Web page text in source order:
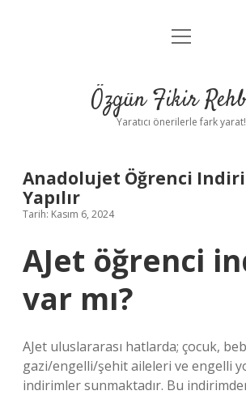
Gizlilik Politikası
Yasal Uyarı
menüyü
Özgün Fikir
Yaratıcı önerilerle fark yarat!
Anadolujet Öğrenci
Yapılır
Tarih: Kasım 6, 2024
AJet öğrenci
var mı?
AJet uluslararası hatlarda; çocuk,
gazi/engelli/şehit aileleri ve engelli
indirimler sunmaktadır. Bu